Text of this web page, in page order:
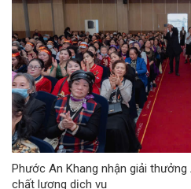
Phước An Khang nhận giải thưởng
chất lượng dịch vụ